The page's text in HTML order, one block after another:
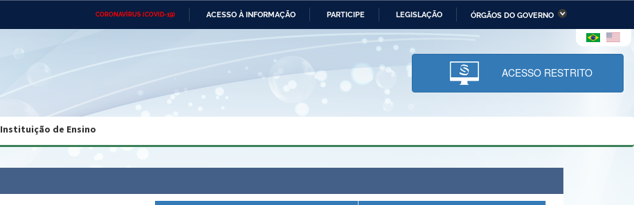
CORONAVÍRUS (COVID-19) ACESSO À INFORMAÇÃO PARTICIPE LEGISLAÇÃO ÓRGÃOS DO GOVERNO
Ministério das Relações Ministério da Economia Ministério da Infraestrutura
Ministério da Ciência,
Tecnologia, Inovações e
Comunicações
Ministério do Desenvolvimento
Regional e dos Direitos Humanos
Advocacia-Geral da União Banco Central do Brasil Planalto
ACESSO RESTRITO
Instituição de Ensino